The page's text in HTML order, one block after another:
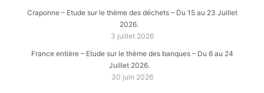
Craponne – Etude sur le thème des déchets – Du 15 au 23 Juillet
2026.
3 juillet 2026
France entière – Etude sur le thème des banques – Du 6 au 24
Juillet 2026.
30 juin 2026